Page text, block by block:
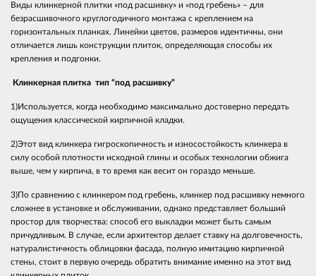
Виды клинкерной плитки «под расшивку» и «под гребень» – для
безрасшивочного круглогодичного монтажа с креплением на
горизонтальных планках. Линейки цветов, размеров идентичны, они
отличается лишь конструкции плиток, определяющая способы их
крепления и подгонки.
Клинкерная плитка тип “под расшивку”
1)Используется, когда необходимо максимально достоверно передать
ощущения классической кирпичной кладки.
2)Этот вид клинкера гигроскопичность и износостойкость клинкера в
силу особой плотности исходной глины и особых технологии обжига
выше, чем у кирпича, в то время как весит он гораздо меньше.
3)По сравнению с клинкером под гребень, клинкер под расшивку немного
сложнее в установке и обслуживании, однако представляет больший
простор для творчества: способ его выкладки может быть самым
причудливым. В случае, если архитектор делает ставку на долговечность,
натуралистичность облицовки фасада, полную имитацию кирпичной
стены, стоит в первую очередь обратить внимание именно на этот вид